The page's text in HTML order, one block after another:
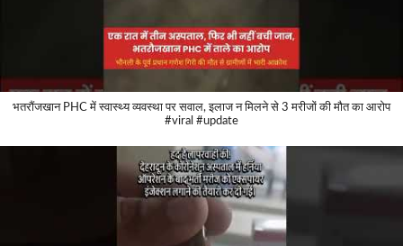
भतरौंजखान PHC में स्वास्थ्य व्यवस्था पर सवाल, इलाज न मिलने से 3 मरीजों की मौत का आरोप
#viral #update